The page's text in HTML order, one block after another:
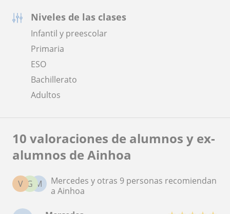
Niveles de las clases
Infantil y preescolar
Primaria
ESO
Bachillerato
Adultos
10 valoraciones de alumnos y ex-
alumnos de Ainhoa
M
G
V
Mercedes y otras 9 personas recomiendan
a Ainhoa